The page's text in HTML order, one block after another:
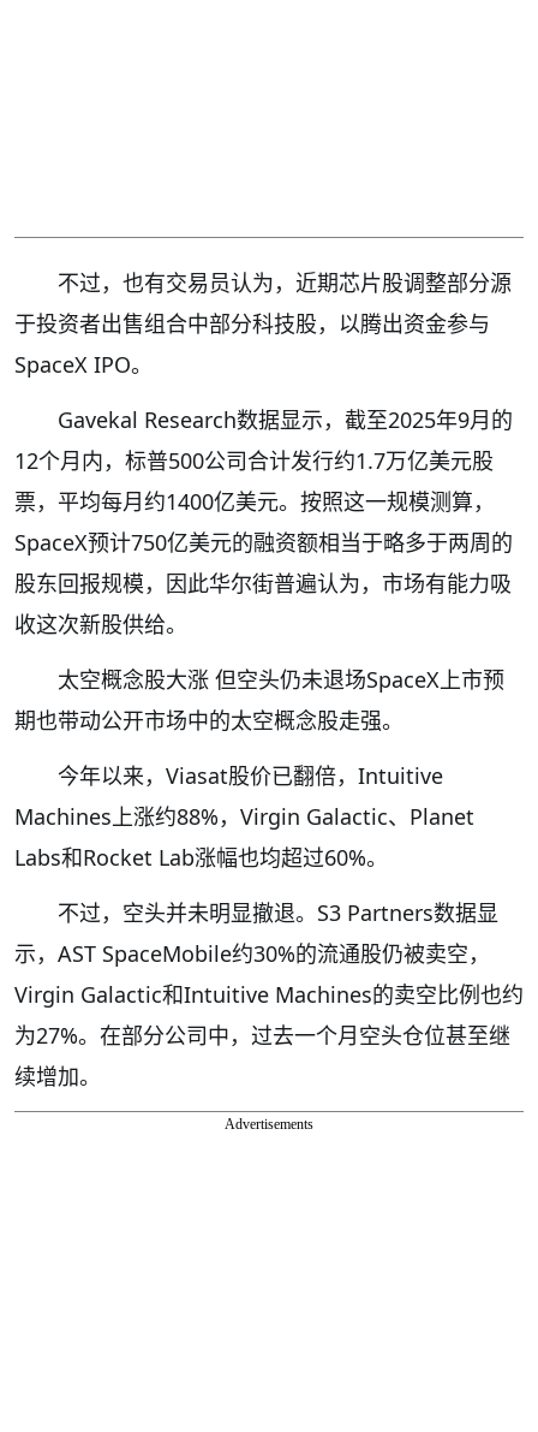
不过，也有交易员认为，近期芯片股调整部分源
于投资者出售组合中部分科技股，以腾出资金参与
SpaceX IPO。
Gavekal Research数据显示，截至2025年9月的
12个月内，标普500公司合计发行约1.7万亿美元股
票，平均每月约1400亿美元。按照这一规模测算，
SpaceX预计750亿美元的融资额相当于略多于两周的
股东回报规模，因此华尔街普遍认为，市场有能力吸
收这次新股供给。
太空概念股大涨 但空头仍未退场SpaceX上市预
期也带动公开市场中的太空概念股走强。
今年以来，Viasat股价已翻倍，Intuitive
Machines上涨约88%，Virgin Galactic、Planet
Labs和Rocket Lab涨幅也均超过60%。
不过，空头并未明显撤退。S3 Partners数据显
示，AST SpaceMobile约30%的流通股仍被卖空，
Virgin Galactic和Intuitive Machines的卖空比例也约
为27%。在部分公司中，过去一个月空头仓位甚至继
续增加。
Advertisements